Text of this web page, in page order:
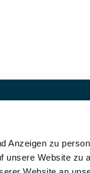
Anzeigen zu
unsere Website zu
und
m.b.H